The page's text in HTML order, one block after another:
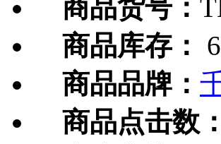
商品货号：
商品库存：
商品品牌：
商品点击数：